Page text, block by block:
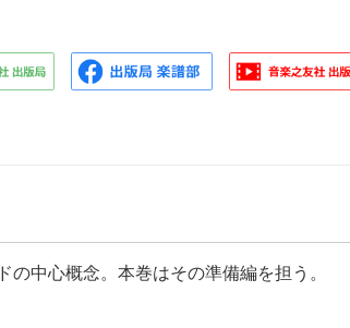
中心概念。本巻はその準備編を担う。